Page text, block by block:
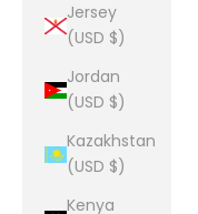
Jersey
(USD $)
Jordan
(USD $)
Kazakhstan
(USD $)
Kenya